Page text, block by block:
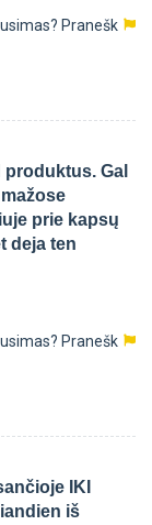
Pranešk
Gal
prie kapsų
deja ten
Pranešk
IKI
iš